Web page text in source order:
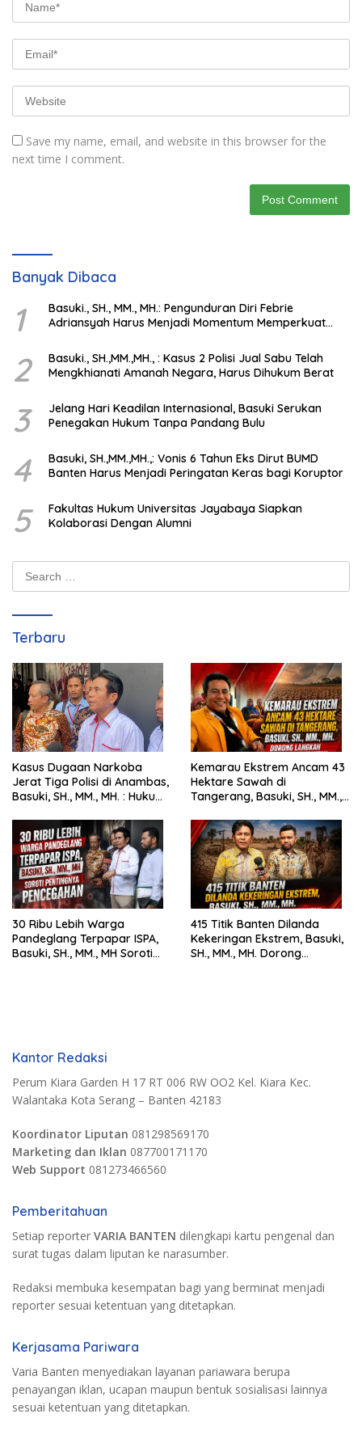
Save my name, email, and website in this browser for the
next time I comment.
Banyak Dibaca
1
Basuki., SH., MM., MH.: Pengunduran Diri Febrie
Adriansyah Harus Menjadi Momentum Memperkuat
2
Basuki., SH.,MM.,MH., : Kasus 2 Polisi Jual Sabu Telah
Mengkhianati Amanah Negara, Harus Dihukum Berat
3
Jelang Hari Keadilan Internasional, Basuki Serukan
Penegakan Hukum Tanpa Pandang Bulu
4
Basuki, SH.,MM.,MH.,: Vonis 6 Tahun Eks Dirut BUMD
Banten Harus Menjadi Peringatan Keras bagi Koruptor
5
Fakultas Hukum Universitas Jayabaya Siapkan
Kolaborasi Dengan Alumni
Search
for:
Terbaru
Kasus Dugaan Narkoba
Jerat Tiga Polisi di Anambas,
Basuki, SH., MM., MH. : Hukum
Kemarau Ekstrem Ancam 43
Hektare Sawah di
Tangerang, Basuki, SH., MM.,
Pemerintah
30 Ribu Lebih Warga
Pandeglang Terpapar ISPA,
Basuki, SH., MM., MH Soroti
415 Titik Banten Dilanda
Kekeringan Ekstrem, Basuki,
SH., MM., MH. Dorong
Kantor Redaksi
Perum Kiara Garden H 17 RT 006 RW OO2 Kel. Kiara Kec.
Walantaka Kota Serang – Banten 42183
Koordinator Liputan 081298569170
Marketing dan Iklan 087700171170
Web Support 081273466560
Pemberitahuan
Setiap reporter VARIA BANTEN dilengkapi kartu pengenal dan
surat tugas dalam liputan ke narasumber.
Redaksi membuka kesempatan bagi yang berminat menjadi
reporter sesuai ketentuan yang ditetapkan.
Kerjasama Pariwara
Varia Banten menyediakan layanan pariawara berupa
penayangan iklan, ucapan maupun bentuk sosialisasi lainnya
sesuai ketentuan yang ditetapkan.